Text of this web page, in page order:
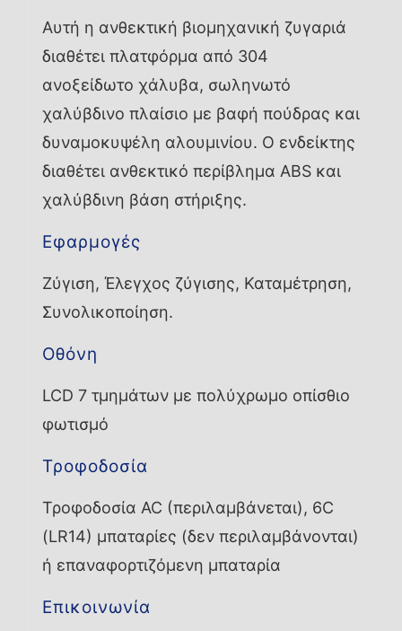
Αυτή η ανθεκτική βιομηχανική ζυγαριά
διαθέτει πλατφόρμα από 304
ανοξείδωτο χάλυβα, σωληνωτό
χαλύβδινο πλαίσιο με βαφή πούδρας και
δυναμοκυψέλη αλουμινίου. Ο ενδείκτης
διαθέτει ανθεκτικό περίβλημα ABS και
χαλύβδινη βάση στήριξης.
Εφαρμογές
Ζύγιση, Έλεγχος ζύγισης, Καταμέτρηση,
Συνολικοποίηση.
Οθόνη
LCD 7 τμημάτων με πολύχρωμο οπίσθιο
φωτισμό
Τροφοδοσία
Τροφοδοσία AC (περιλαμβάνεται), 6C
(LR14) μπαταρίες (δεν περιλαμβάνονται)
ή επαναφορτιζόμενη μπαταρία
Επικοινωνία